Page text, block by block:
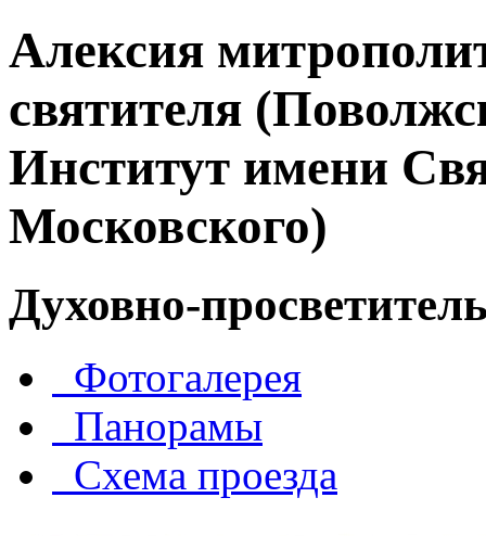
Алексия
святителя
Институт имени
Московского)
Духовно-
Фотогалерея
Панорамы
Схема проезда